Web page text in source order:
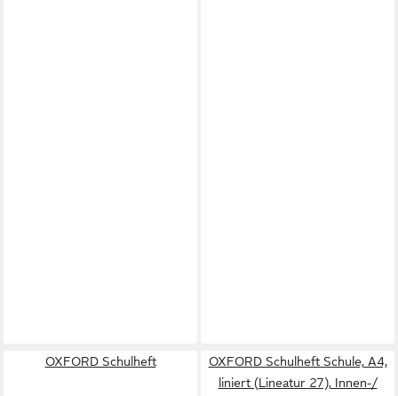
OXFORD Schulheft
OXFORD Schulheft Schule, A4,
liniert (Lineatur 27), Innen-/